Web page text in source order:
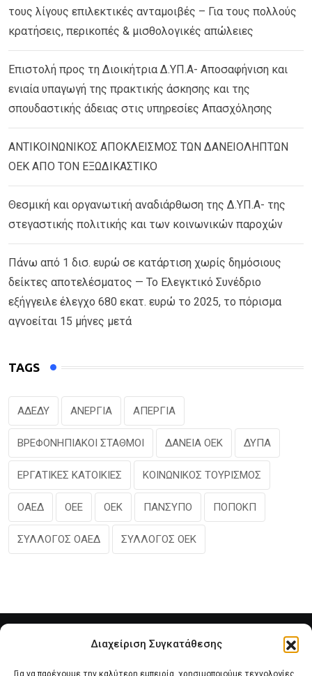
Διαχείριση Συγκατάθεσης
Για να παρέχουμε την καλύτερη εμπειρία, χρησιμοποιούμε τεχνολογίες
τους λίγους επιλεκτικές ανταμοιβές – Για τους πολλούς
κρατήσεις, περικοπές & μισθολογικές απώλειες
Επιστολή προς τη Διοικήτρια Δ.ΥΠ.Α- Αποσαφήνιση και
ενιαία υπαγωγή της πρακτικής άσκησης και της
σπουδαστικής άδειας στις υπηρεσίες Απασχόλησης
ΑΝΤΙΚΟΙΝΩΝΙΚΟΣ ΑΠΟΚΛΕΙΣΜΟΣ ΤΩΝ ΔΑΝΕΙΟΛΗΠΤΩΝ
ΟΕΚ ΑΠΟ ΤΟΝ ΕΞΩΔΙΚΑΣΤΙΚΟ
Θεσμική και οργανωτική αναδιάρθωση της Δ.ΥΠ.Α- της
στεγαστικής πολιτικής και των κοινωνικών παροχών
Πάνω από 1 δισ. ευρώ σε κατάρτιση χωρίς δημόσιους
δείκτες αποτελέσματος — Το Ελεγκτικό Συνέδριο
εξήγγειλε έλεγχο 680 εκατ. ευρώ το 2025, το πόρισμα
αγνοείται 15 μήνες μετά
TAGS
ΑΔΕΔΥ ΑΝΕΡΓΙΑ ΑΠΕΡΓΙΑ
ΒΡΕΦΟΝΗΠΙΑΚΟΙ ΣΤΑΘΜΟΙ ΔΑΝΕΙΑ ΟΕΚ ΔΥΠΑ
ΕΡΓΑΤΙΚΕΣ ΚΑΤΟΙΚΙΕΣ ΚΟΙΝΩΝΙΚΟΣ ΤΟΥΡΙΣΜΟΣ
ΟΑΕΔ ΟΕΕ ΟΕΚ ΠΑΝΣΥΠΟ ΠΟΠΟΚΠ
ΣΥΛΛΟΓΟΣ ΟΑΕΔ ΣΥΛΛΟΓΟΣ ΟΕΚ